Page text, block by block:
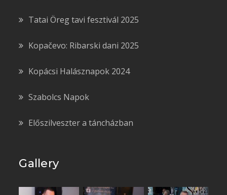
Tatai Öreg tavi fesztivál 2025
Kopačevo: Ribarski dani 2025
Kopácsi Halásznapok 2024
Szabolcs Napok
Előszilveszter a táncházban
Gallery